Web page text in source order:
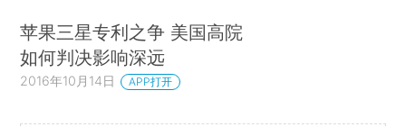
苹果三星专利之争 美国高院
如何判决影响深远
2016年10月14日 APP打开